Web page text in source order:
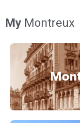
My Montreux